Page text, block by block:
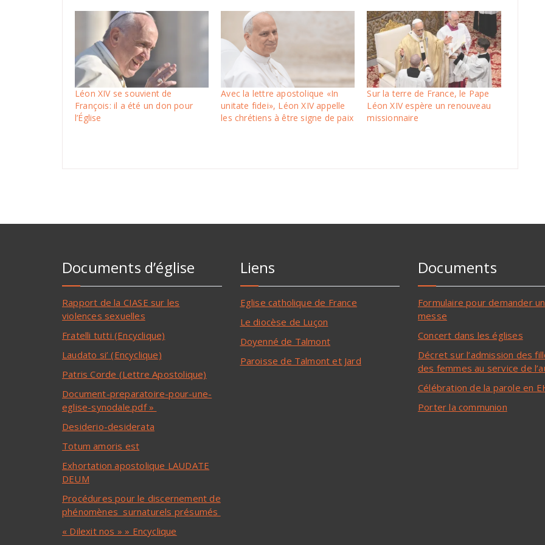
Léon XIV se souvient de
François: il a été un don pour
l’Église
Avec la lettre apostolique «In
unitate fidei», Léon XIV appelle
les chrétiens à être signe de paix
Sur la terre de France, le Pape
Léon XIV espère un renouveau
missionnaire
Documents d’église
Rapport de la CIASE sur les
violences sexuelles
Fratelli tutti (Encyclique)
Laudato si’ (Encyclique)
Patris Corde (Lettre Apostolique)
Document-preparatoire-pour-une-
eglise-synodale.pdf »
Desiderio-desiderata
Totum amoris est
Exhortation apostolique LAUDATE
DEUM
Procédures pour le discernement de
phénomènes surnaturels présumés
« Dilexit nos » » Encyclique
Liens
Eglise catholique de France
Le diocèse de Luçon
Doyenné de Talmont
Paroisse de Talmont et Jard
Documents
Formulaire pour demander
messe
Concert dans les églises
Décret sur l’admission des
des femmes au service de
Célébration de la parole en
Porter la communion